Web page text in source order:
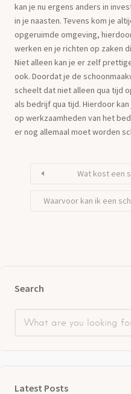
kan je nu ergens anders in
in je naasten. Tevens kom je
opgeruimde omgeving,
werken en je richten op zaken
Niet alleen kan je er zelf
ook. Doordat je de
scheelt dat niet alleen qua tijd
als bedrijf qua tijd. Hierdoor
op werkzaamheden van het
er nog allemaal moet worden
Wat kost een
Waarvoor kan ik een
Search
Latest Posts